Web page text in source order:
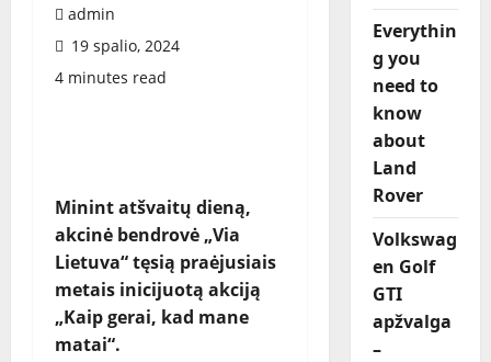
admin
19 spalio, 2024
4 minutes read
Minint atšvaitų dieną,
akcinė bendrovė „Via
Lietuva“ tęsią praėjusiais
metais inicijuotą akciją
„Kaip gerai, kad mane
matai“.
Everythin
g you
need to
know
about
Land
Rover
Volkswag
en Golf
GTI
apžvalga
–